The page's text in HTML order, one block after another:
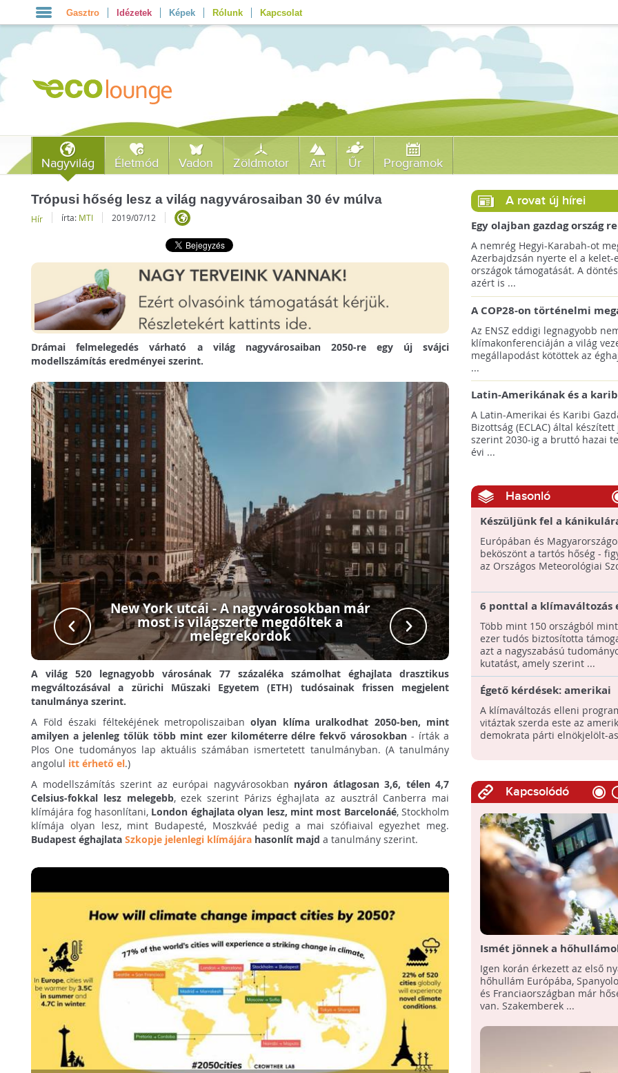
Gasztro Idézetek Képek Rólunk Kapcsolat
Nagyvilág Életmód Vadon Zöldmotor Art Űr Programok
Trópusi hőség lesz a világ nagyvárosaiban 30 év múlva
Hír írta: MTI 2019/07/12
Drámai felmelegedés várható a világ nagyvárosaiban 2050-re egy új svájci
modellszámítás eredményei szerint.
New York utcái - A nagyvárosokban már
most is világszerte megdőltek a
melegrekordok
A világ
A világ 520 legnagyobb városának 77 százaléka számolhat éghajlata drasztikus
megváltozásával a zürichi Műszaki Egyetem (ETH) tudósainak frissen megjelent
tanulmánya szerint.
A Föld északi féltekéjének metropoliszaibanolyan klíma uralkodhat 2050-ben, mint
amilyen a jelenleg tőlük több mint ezer kilométerre délre fekvő városokban - írták a
Plos One tudományos lap aktuális számában ismertetett tanulmányban. (A tanulmány
angolul itt érhető el.)
A modellszámítás szerint az európai nagyvárosokban nyáron átlagosan 3,6, télen 4,7
Celsius-fokkal lesz melegebb, ezek szerint Párizs éghajlata az ausztrál Canberra mai
klímájára fog hasonlítani, London éghajlata olyan lesz, mint most Barcelonáé, Stockholm
klímája olyan lesz, mint Budapesté, Moszkváé pedig a mai szófiaival egyezhet meg.
Budapest éghajlataSzkopje jelenlegi klímájára hasonlít majd a tanulmány szerint.
A rovat új hírei
Egy olajban gazdag ország
jövőre a COP29 klímacsúcsot
A nemrég Hegyi-Karabah-ot
Azerbajdzsán nyerte el a kelet-
országok támogatását. A
azért is ...
A COP28-on történelmi
született! - Összefoglaló az
klímacsúcsáról
Az ENSZ eddigi legnagyobb
klímakonferenciáján a világ
megállapodást kötöttek az
...
Latin-Amerikának és a
térségnek növelniük kell
az éghajlatvédelmi célok
A Latin-Amerikai és Karibi
Bizottság (ECLAC) által
szerint 2030-ig a bruttó hazai
évi ...
Hasonló
Készüljünk fel a
Tartós hőség lesz
Európában és
beköszönt a tartós hőség -
az Országos Meteorológiai
6 ponttal a klímaváltozás
ezer tudós hív azonnali
Több mint 150 országból
ezer tudós biztosította
azt a nagyszabású
kutatást, amely szerint ...
Égető kérdések: amerikai
elnökjelölt-aspiránsok
klímaváltozásról
A klímaváltozás elleni
vitáztak szerda este az
demokrata párti elnökjelölt-
Kapcsolódó
Ismét jönnek a
riasztás több európai
Igen korán érkezett az első
hőhullám Európába,
és Franciaországban már
van. Szakemberek ...